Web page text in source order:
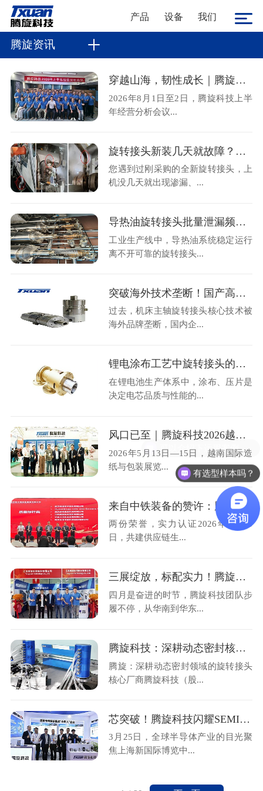
产品 设备 我们
腾旋资讯
穿越山海，韧性成长｜腾旋科技2026上半年经营分析会顺利召开
2026年8月1日至2日，腾旋科技上半
年经营分析会议...
旋转接头新装几天就故障？金属软管不规范安装是主因
您遇到过刚采购的全新旋转接头，上
机没几天就出现渗漏、...
导热油旋转接头批量泄漏频发？腾旋售后现场拆解揭秘两大核心诱因
工业生产线中，导热油系统稳定运行
离不开可靠的旋转接头...
突破海外技术垄断！国产高速机床主轴旋转接头36000转高转速自主可控
过去，机床主轴旋转接头核心技术被
海外品牌垄断，国内企...
锂电涂布工艺中旋转接头的选型与运维避损方案
在锂电池生产体系中，涂布、压片是
决定电芯品质与性能的...
风口已至｜腾旋科技2026越南造纸展圆满收官
2026年5月13日—15日，越南国际造
纸与包装展览...
来自中铁装备的赞许：腾旋科技喜获优秀供应商奖+质量标杆奖
两份荣誉，实力认证2026年4月28
日，共建供应链生...
三展绽放，标配实力！腾旋科技亮相三大行业盛会
四月是奋进的时节，腾旋科技团队步
履不停，从华南到华东...
腾旋科技：深耕动态密封核心技术，支撑半导体装备关键环节
腾旋：深耕动态密封领域的旋转接头
核心厂商腾旋科技（股...
芯突破！腾旋科技闪耀SEMICON China 2026
3月25日，全球半导体产业的目光聚
焦上海新国际博览中...
可以介绍下运用案例么？
有选型样本吗？